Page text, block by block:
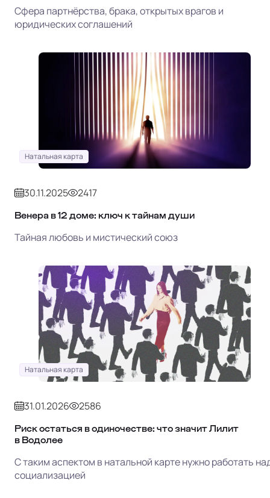
Сфера партнёрства, брака, открытых врагов и
юридических соглашений
Натальная карта
30.11.2025 2417
Венера в 12 доме: ключ к тайнам души
Тайная любовь и мистический союз
Натальная карта
31.01.2026 2586
Риск остаться в одиночестве: что значит Лилит
в Водолее
С таким аспектом в натальной карте нужно работать
социализацией